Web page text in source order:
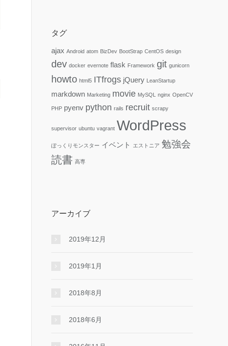
タグ
ajax Android atom BizDev BootStrap CentOS design
dev docker evernote flask Framework git gunicorn
howto html5 ITfrogs jQuery LeanStartup
markdown Marketing movie MySQL nginx OpenCV
PHP pyenv python rails recruit scrapy
supervisor ubuntu vagrant WordPress
ぽっくりモンスター イベント エストニア 勉強会
読書 高専
アーカイブ
2019年12月
2019年1月
2018年8月
2018年6月